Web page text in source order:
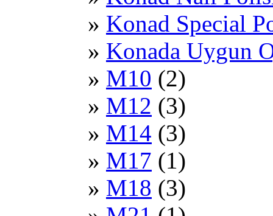
Konad Special
Konada Uygun
M10 (2)
M12 (3)
M14 (3)
M17 (1)
M18 (3)